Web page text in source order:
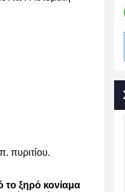
πυριτίου.
το ξηρό κονίαμα